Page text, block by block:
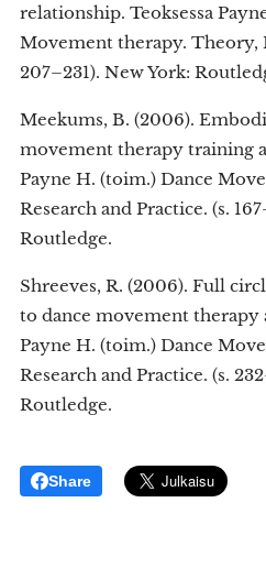
relationship. Teoksessa
Movement therapy. Theory,
207–231). New York:
Meekums, B. (2006).
movement therapy training
Payne H. (toim.) Dance
Research and Practice. (s.
Routledge.
Shreeves, R. (2006). Full
to dance movement therapy
Payne H. (toim.) Dance
Research and Practice. (s.
Routledge.
Share